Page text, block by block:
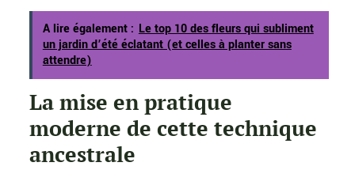
A lire également : Le top 10 des fleurs qui subliment
un jardin d’été éclatant (et celles à planter sans
attendre)
La mise en pratique
moderne de cette technique
ancestrale